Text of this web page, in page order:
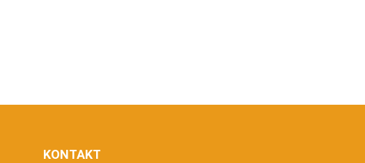
KONTAKT